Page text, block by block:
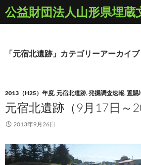
ン
ッ
プ
検
索
「元宿北遺跡」カテゴリーアーカイブ
2013（H25）年度,元宿北遺跡,発掘調査速報,置賜
元宿北遺跡（9月17日～
2013年9月26日